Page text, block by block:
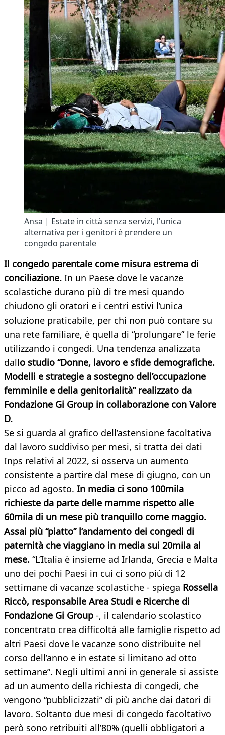
Ansa | Estate in città senza servizi, l'unica
alternativa per i genitori è prendere un
congedo parentale
Il congedo parentale come misura estrema di
conciliazione. In un Paese dove le vacanze
scolastiche durano più di tre mesi quando
chiudono gli oratori e i centri estivi l’unica
soluzione praticabile, per chi non può contare su
una rete familiare, è quella di “prolungare” le ferie
utilizzando i congedi. Una tendenza analizzata
dallo studio “Donne, lavoro e sfide demografiche.
Modelli e strategie a sostegno dell’occupazione
femminile e della genitorialità” realizzato da
Fondazione Gi Group in collaborazione con Valore
D.
Se si guarda al grafico dell’astensione facoltativa
dal lavoro suddiviso per mesi, si tratta dei dati
Inps relativi al 2022, si osserva un aumento
consistente a partire dal mese di giugno, con un
picco ad agosto. In media ci sono 100mila
richieste da parte delle mamme rispetto alle
60mila di un mese più tranquillo come maggio.
Assai più “piatto” l’andamento dei congedi di
paternità che viaggiano in media sui 20mila al
mese. “L’Italia è insieme ad Irlanda, Grecia e Malta
uno dei pochi Paesi in cui ci sono più di 12
settimane di vacanze scolastiche - spiega Rossella
Riccò, responsabile Area Studi e Ricerche di
Fondazione Gi Group -, il calendario scolastico
concentrato crea difficoltà alle famiglie rispetto ad
altri Paesi dove le vacanze sono distribuite nel
corso dell’anno e in estate si limitano ad otto
settimane”. Negli ultimi anni in generale si assiste
ad un aumento della richiesta di congedi, che
vengono “pubblicizzati” di più anche dai datori di
lavoro. Soltanto due mesi di congedo facoltativo
però sono retribuiti all’80% (quelli obbligatori a